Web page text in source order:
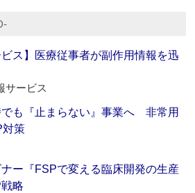
ビス】医療従事者が副作用情報を迅
サービス
でも『止まらない』事業へ 非常用
対策
ナー『FSPで変える臨床開発の生産
略